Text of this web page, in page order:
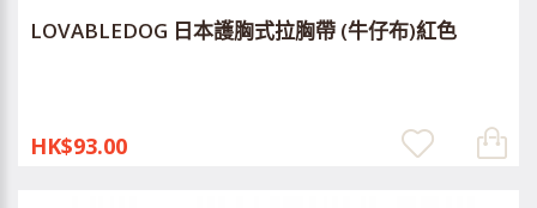
LOVABLEDOG 日本護胸式拉胸帶 (牛仔布)紅色
HK$93.00